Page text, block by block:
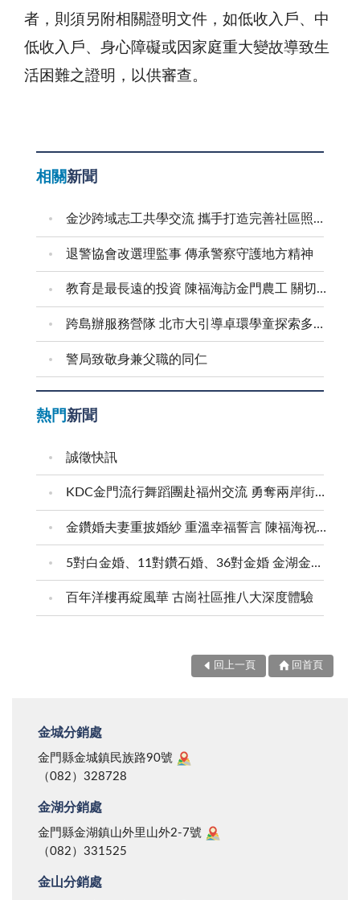
者，則須另附相關證明文件，如低收入戶、中
低收入戶、身心障礙或因家庭重大變故導致生
活困難之證明，以供審查。
相關新聞
金沙跨域志工共學交流 攜手打造完善社區照顧網絡
退警協會改選理監事 傳承警察守護地方精神
教育是最長遠的投資 陳福海訪金門農工 關切食安並盤點校園整建需求
跨島辦服務營隊 北市大引導卓環學童探索多元能力
警局致敬身兼父職的同仁
熱門新聞
誠徵快訊
KDC金門流行舞蹈團赴福州交流 勇奪兩岸街舞賽三等獎
金鑽婚夫妻重披婚紗 重溫幸福誓言 陳福海祝福牽手半世紀 情深相守成典範
5對白金婚、11對鑽石婚、36對金婚 金湖金沙夫妻共享榮耀時刻 陳福海表揚金鑽婚夫妻 向半世紀相守家庭典範致敬
百年洋樓再綻風華 古崗社區推八大深度體驗
回上一頁 回首頁
金城分銷處
金門縣金城鎮民族路90號
（082）328728
金湖分銷處
金門縣金湖鎮山外里山外2-7號
（082）331525
金山分銷處